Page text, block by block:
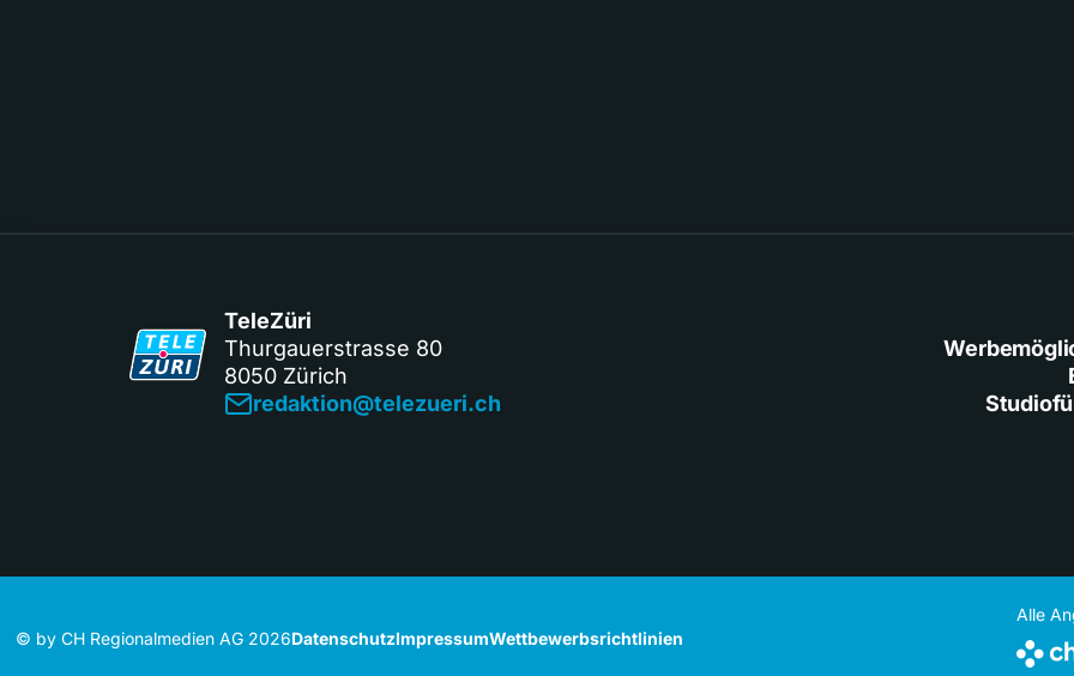
TeleZüri
Thurgauerstrasse 80
8050 Zürich
redaktion@telezueri.ch
© by CH Regionalmedien AG 2026DatenschutzImpressumWettbewerbsrichtlinien
Alle